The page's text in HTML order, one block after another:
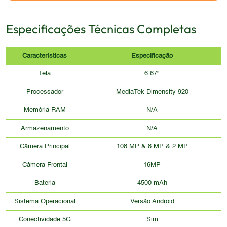
Especificações Técnicas Completas
Características Especificação
Tela 6.67"
Processador MediaTek Dimensity 920
Memória RAM N/A
Armazenamento N/A
Câmera Principal 108 MP & 8 MP & 2 MP
Câmera Frontal 16MP
Bateria 4500 mAh
Sistema Operacional Versão Android
Conectividade 5G Sim